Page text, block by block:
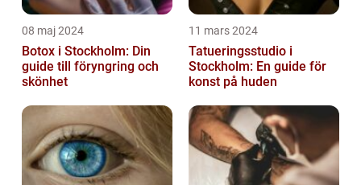
08 maj 2024
Botox i Stockholm: Din
guide till föryngring och
skönhet
11 mars 2024
Tatueringsstudio i
Stockholm: En guide för
konst på huden